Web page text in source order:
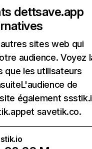
dettsave.app
sites web qui
audience. Voyez
que les utilisateurs
de
également
savetik.co.